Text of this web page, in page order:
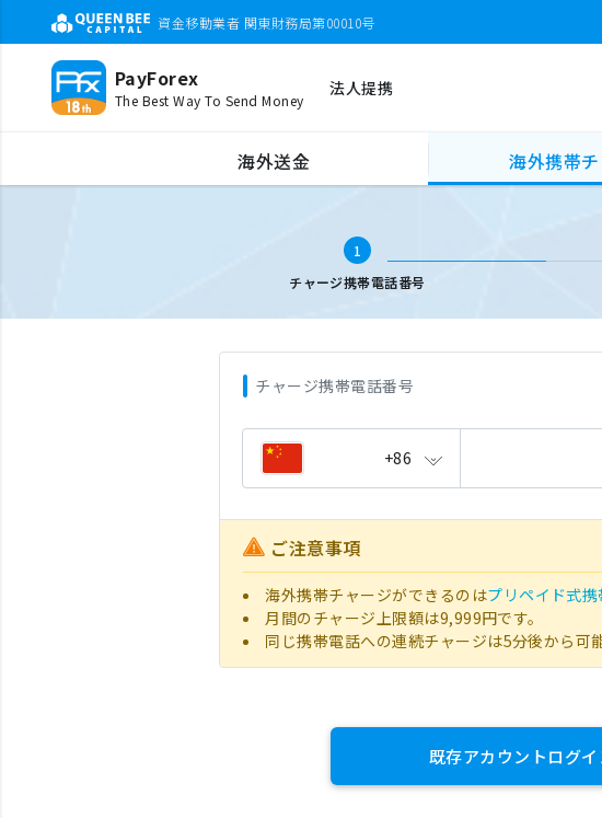
資金移動業者 関東財務局第00010号
PayForex
The Best Way To Send Money
法人提携
海外送金 海外携帯
携帯電話番号入力
1
チャージ携帯電話番号
チャージ携帯電話番号
+86
ご注意事項
海外携帯チャージができるのはプリペイド式
月間のチャージ上限額は9,999円です。
同じ携帯電話への連続チャージは5分後から可能
既存アカウントログイ